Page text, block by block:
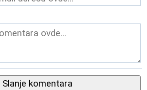
Slanje komentara